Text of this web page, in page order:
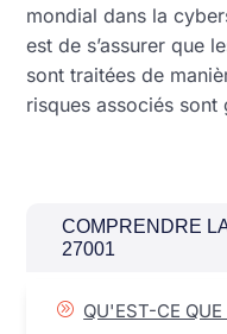
mondial dans la
est de s’assurer que
sont traitées de
risques associés
COMPRENDRE
27001
A QU'EST-CE